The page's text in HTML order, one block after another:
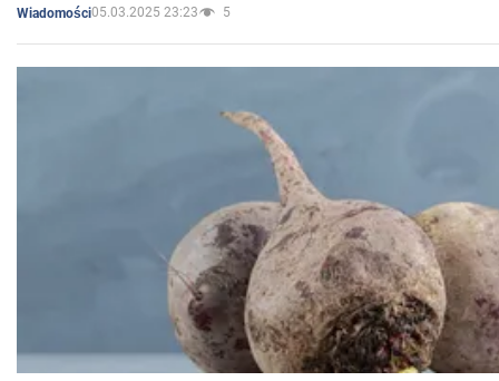
Wiadomości05.03.2025 23:23 5